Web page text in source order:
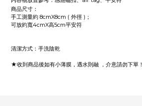
商品尺寸：
手工測量約 8cmX8cm ( 外徑 )；
可放約寬4cmX高5cm平安符
清潔方式：手洗陰乾
★收到商品後如有小薄膜，遇水則融 ，介意請勿下單！